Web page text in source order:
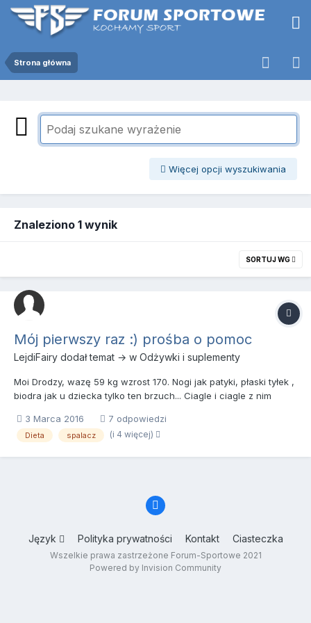
Strona główna
Więcej opcji wyszukiwania
Znaleziono 1 wynik
SORTUJ WG
Mój pierwszy raz :) prośba o pomoc
LejdiFairy dodał temat → w Odżywki i suplementy
Moi Drodzy, wazę 59 kg wzrost 170. Nogi jak patyki, płaski tyłek ,
biodra jak u dziecka tylko ten brzuch... Ciagle i ciagle z nim
spozywac superburn plus target A2. Przeszłam wlasnie na
catering dietetyczny 1000 kalorii ( 5 posiłków), trzy ra...
3 Marca 2016 7 odpowiedzi
Dieta spalacz (i 4 więcej)
Język Polityka prywatności Kontakt Ciasteczka
Wszelkie prawa zastrzeżone Forum-Sportowe 2021
Powered by Invision Community